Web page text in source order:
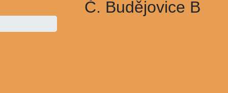
Č. Budějovice B